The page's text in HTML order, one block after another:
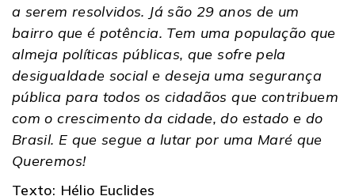
a serem resolvidos. Já são 29 anos de um
bairro que é potência. Tem uma população que
almeja políticas públicas, que sofre pela
desigualdade social e deseja uma segurança
pública para todos os cidadãos que contribuem
com o crescimento da cidade, do estado e do
Brasil. E que segue a lutar por uma Maré que
Queremos!
Texto: Hélio Euclides